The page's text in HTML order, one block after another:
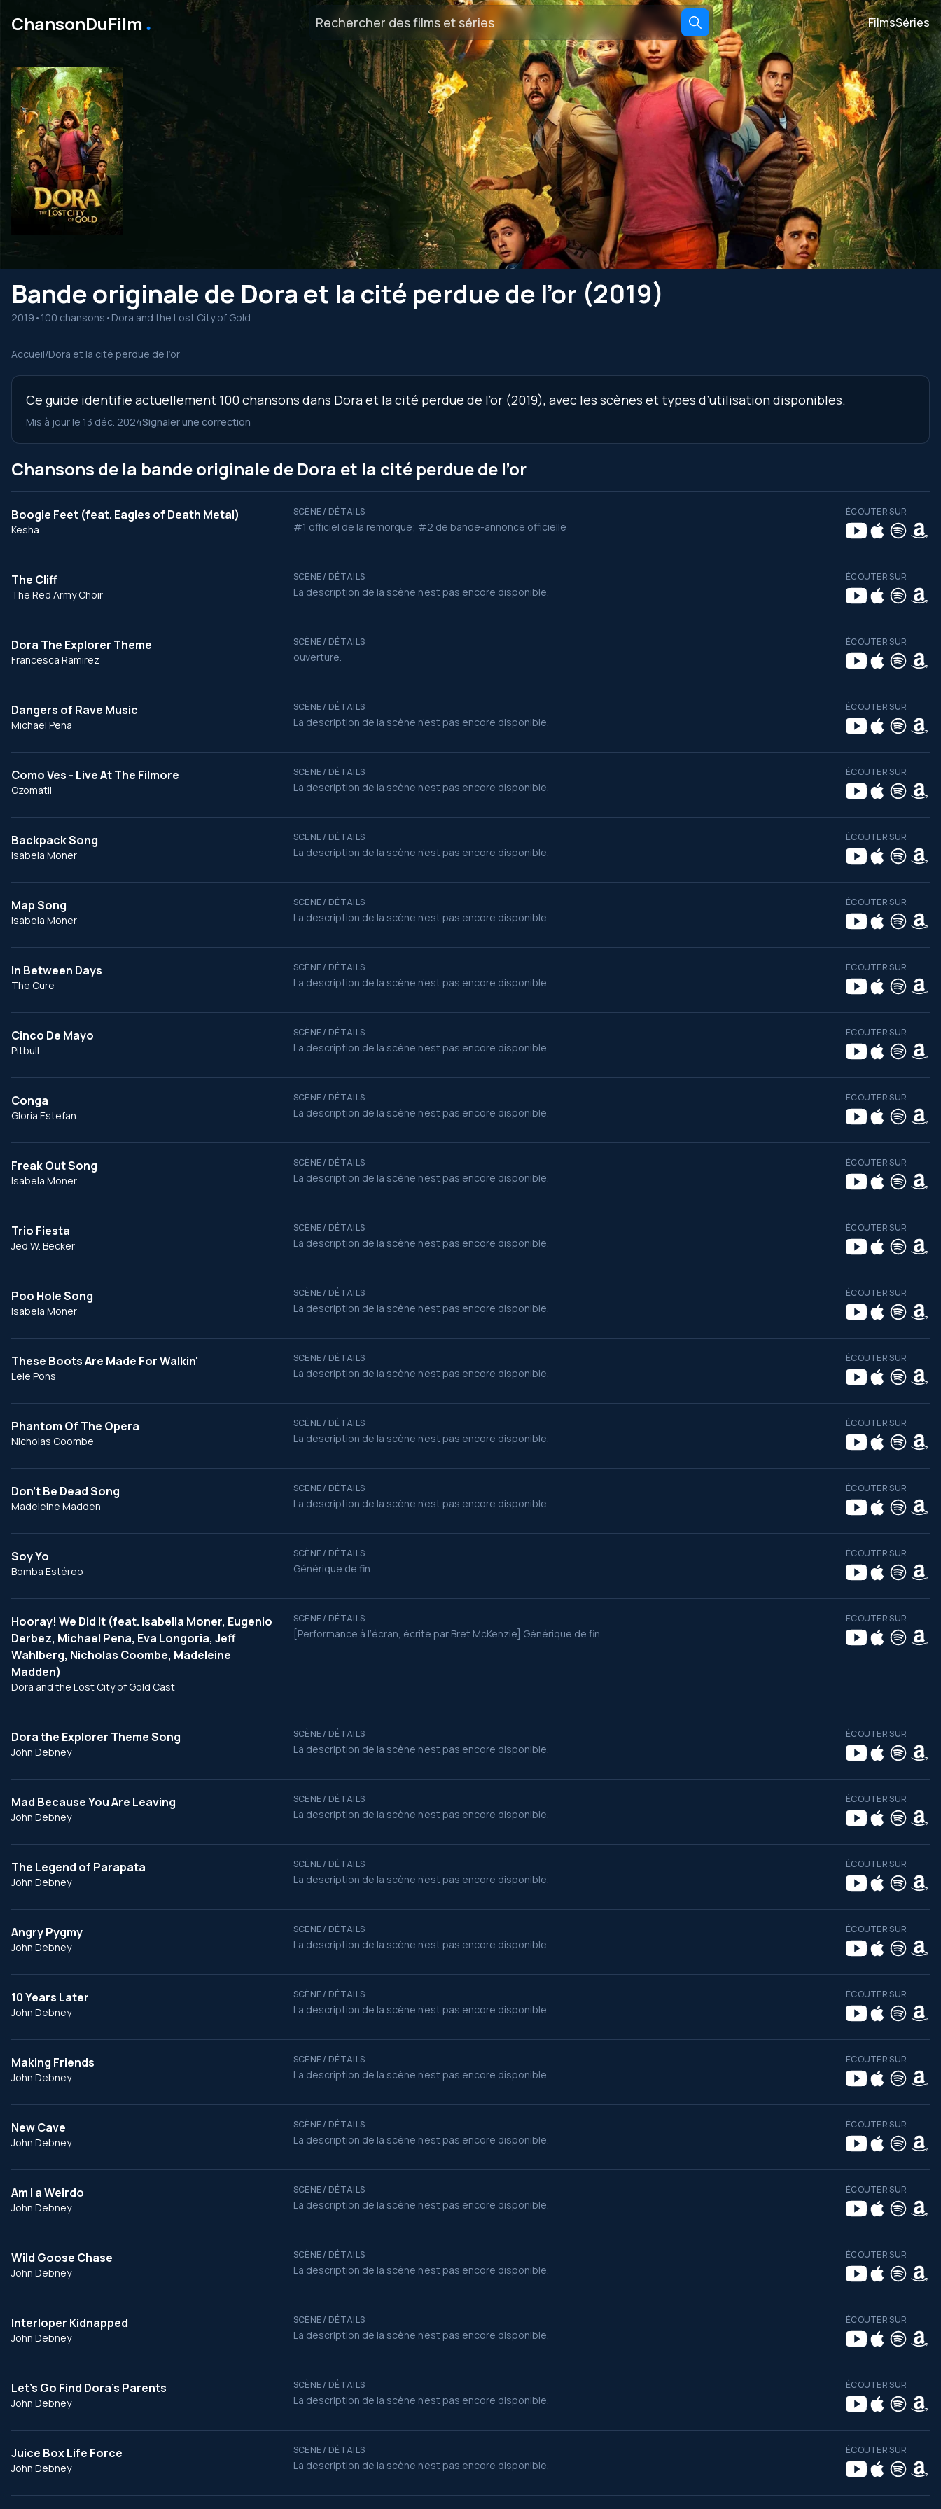
ChansonDuFilm ․ FilmsSéries
Bande originale de Dora et la cité perdue de l’or (2019)
2019 • 100 chansons • Dora and the Lost City of Gold
Accueil/Dora et la cité perdue de l’or
Ce guide identifie actuellement 100 chansons dans Dora et la cité perdue de l’or (2019), avec les scènes et types d’utilisation disponibles.
Mis à jour le 13 déc. 2024Signaler une correction
Chansons de la bande originale de Dora et la cité perdue de l’or
Boogie Feet (feat. Eagles of Death Metal)
Kesha
SCÈNE / DÉTAILS
#1 officiel de la remorque; #2 de bande-annonce officielle
ÉCOUTER SUR
The Cliff
The Red Army Choir
SCÈNE / DÉTAILS
La description de la scène n’est pas encore disponible.
ÉCOUTER SUR
Dora The Explorer Theme
Francesca Ramirez
SCÈNE / DÉTAILS
ouverture.
ÉCOUTER SUR
Dangers of Rave Music
Michael Pena
SCÈNE / DÉTAILS
La description de la scène n’est pas encore disponible.
ÉCOUTER SUR
Como Ves - Live At The Filmore
Ozomatli
SCÈNE / DÉTAILS
La description de la scène n’est pas encore disponible.
ÉCOUTER SUR
Backpack Song
Isabela Moner
SCÈNE / DÉTAILS
La description de la scène n’est pas encore disponible.
ÉCOUTER SUR
Map Song
Isabela Moner
SCÈNE / DÉTAILS
La description de la scène n’est pas encore disponible.
ÉCOUTER SUR
In Between Days
The Cure
SCÈNE / DÉTAILS
La description de la scène n’est pas encore disponible.
ÉCOUTER SUR
Cinco De Mayo
Pitbull
SCÈNE / DÉTAILS
La description de la scène n’est pas encore disponible.
ÉCOUTER SUR
Conga
Gloria Estefan
SCÈNE / DÉTAILS
La description de la scène n’est pas encore disponible.
ÉCOUTER SUR
Freak Out Song
Isabela Moner
SCÈNE / DÉTAILS
La description de la scène n’est pas encore disponible.
ÉCOUTER SUR
Trio Fiesta
Jed W. Becker
SCÈNE / DÉTAILS
La description de la scène n’est pas encore disponible.
ÉCOUTER SUR
Poo Hole Song
Isabela Moner
SCÈNE / DÉTAILS
La description de la scène n’est pas encore disponible.
ÉCOUTER SUR
These Boots Are Made For Walkin'
Lele Pons
SCÈNE / DÉTAILS
La description de la scène n’est pas encore disponible.
ÉCOUTER SUR
Phantom Of The Opera
Nicholas Coombe
SCÈNE / DÉTAILS
La description de la scène n’est pas encore disponible.
ÉCOUTER SUR
Don't Be Dead Song
Madeleine Madden
SCÈNE / DÉTAILS
La description de la scène n’est pas encore disponible.
ÉCOUTER SUR
Soy Yo
Bomba Estéreo
SCÈNE / DÉTAILS
Générique de fin.
ÉCOUTER SUR
Hooray! We Did It (feat. Isabella Moner, Eugenio
Derbez, Michael Pena, Eva Longoria, Jeff
Wahlberg, Nicholas Coombe, Madeleine
Madden)
Dora and the Lost City of Gold Cast
SCÈNE / DÉTAILS
[Performance à l’écran, écrite par Bret McKenzie] Générique de fin.
ÉCOUTER SUR
Dora the Explorer Theme Song
John Debney
SCÈNE / DÉTAILS
La description de la scène n’est pas encore disponible.
ÉCOUTER SUR
Mad Because You Are Leaving
John Debney
SCÈNE / DÉTAILS
La description de la scène n’est pas encore disponible.
ÉCOUTER SUR
The Legend of Parapata
John Debney
SCÈNE / DÉTAILS
La description de la scène n’est pas encore disponible.
ÉCOUTER SUR
Angry Pygmy
John Debney
SCÈNE / DÉTAILS
La description de la scène n’est pas encore disponible.
ÉCOUTER SUR
10 Years Later
John Debney
SCÈNE / DÉTAILS
La description de la scène n’est pas encore disponible.
ÉCOUTER SUR
Making Friends
John Debney
SCÈNE / DÉTAILS
La description de la scène n’est pas encore disponible.
ÉCOUTER SUR
New Cave
John Debney
SCÈNE / DÉTAILS
La description de la scène n’est pas encore disponible.
ÉCOUTER SUR
Am I a Weirdo
John Debney
SCÈNE / DÉTAILS
La description de la scène n’est pas encore disponible.
ÉCOUTER SUR
Wild Goose Chase
John Debney
SCÈNE / DÉTAILS
La description de la scène n’est pas encore disponible.
ÉCOUTER SUR
Interloper Kidnapped
John Debney
SCÈNE / DÉTAILS
La description de la scène n’est pas encore disponible.
ÉCOUTER SUR
Let’s Go Find Dora’s Parents
John Debney
SCÈNE / DÉTAILS
La description de la scène n’est pas encore disponible.
ÉCOUTER SUR
Juice Box Life Force
John Debney
SCÈNE / DÉTAILS
La description de la scène n’est pas encore disponible.
ÉCOUTER SUR